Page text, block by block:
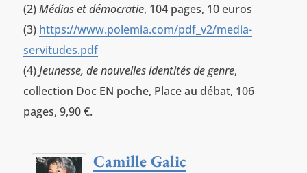
(2)Médias et démocratie, 104 pages, 10 euros
(3) https://www.polemia.com/pdf_v2/media-
servitudes.pdf
(4)Jeunesse, de nouvelles identités de genre,
collection Doc EN poche, Place au débat, 106
pages, 9,90 €.
Camille Galic